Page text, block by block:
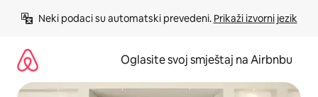
Neki podaci su automatski prevedeni. Prikaži izvorni jezik
Oglasite svoj smještaj na Airbnbu